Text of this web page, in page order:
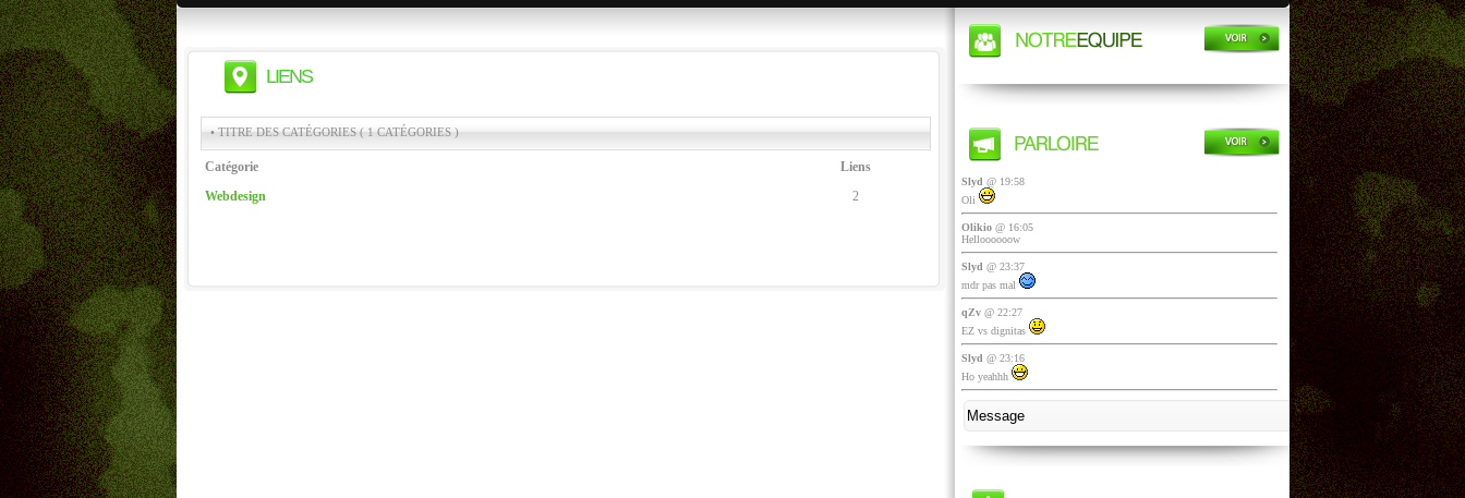
LIENS
• TITRE DES CATÉGORIES ( 1 CATÉGORIES )
Catégorie
Liens
Webdesign
2
Slyd @ 19:58
Oli
Olikio@ 16:05
Helloooooow
Slyd @ 23:37
mdr pas mal
qZv@ 22:27
EZ vs dignitas
Slyd @ 23:16
Ho yeahhh